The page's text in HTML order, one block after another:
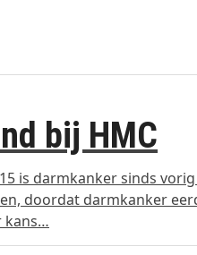
bij HMC
is darmkanker sinds
doordat darmkanker
kans…